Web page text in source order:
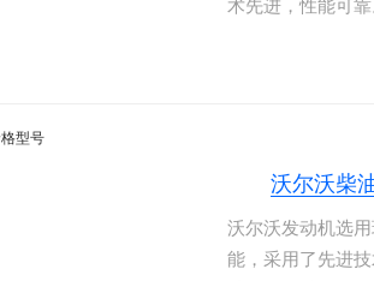
术先进，性能可
沃尔沃柴
沃尔沃发动机选
能，采用了先进